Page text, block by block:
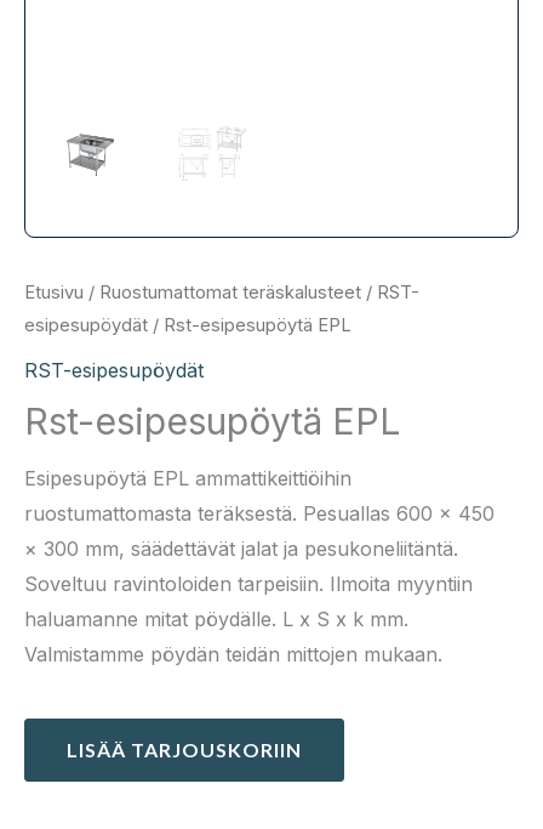
Etusivu / Ruostumattomat teräskalusteet / RST-
esipesupöydät / Rst-esipesupöytä EPL
RST-esipesupöydät
Rst-esipesupöytä EPL
Esipesupöytä EPL ammattikeittiöihin
ruostumattomasta teräksestä. Pesuallas 600 × 450
× 300 mm, säädettävät jalat ja pesukoneliitäntä.
Soveltuu ravintoloiden tarpeisiin. Ilmoita myyntiin
haluamanne mitat pöydälle. L x S x k mm.
Valmistamme pöydän teidän mittojen mukaan.
LISÄÄ TARJOUSKORIIN